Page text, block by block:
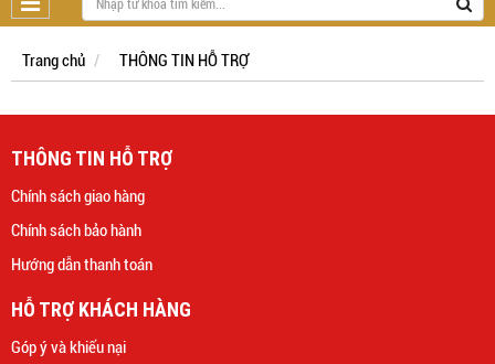
Trang chủ THÔNG TIN HỖ TRỢ
THÔNG TIN HỖ TRỢ
Chính sách giao hàng
Chính sách bảo hành
Hướng dẫn thanh toán
HỖ TRỢ KHÁCH HÀNG
Góp ý và khiếu nại